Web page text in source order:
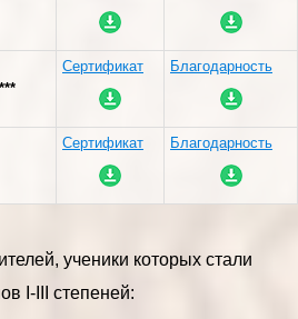
Сертификат Благодарность
Сертификат Благодарность
ученики которых стали
I-III степеней: